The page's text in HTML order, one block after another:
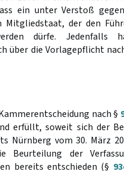
ein unter Verstoß
der den
dürfe. Jedenfalls
über die Vorlagepflicht
nach §
erfüllt, soweit sich der
Nürnberg vom 30. März
der
bereits entschieden (§